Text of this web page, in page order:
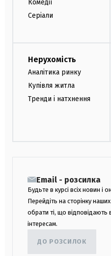
Комедії
Серіали
Нерухомість
Аналітика ринку
Купівля житла
Тренди і натхнення
Email - розсилка
Будьте в курсі всіх новин і
Перейдіть на сторінку
обрати ті, що відповідають
інтересам.
ДО РОЗСИЛОК